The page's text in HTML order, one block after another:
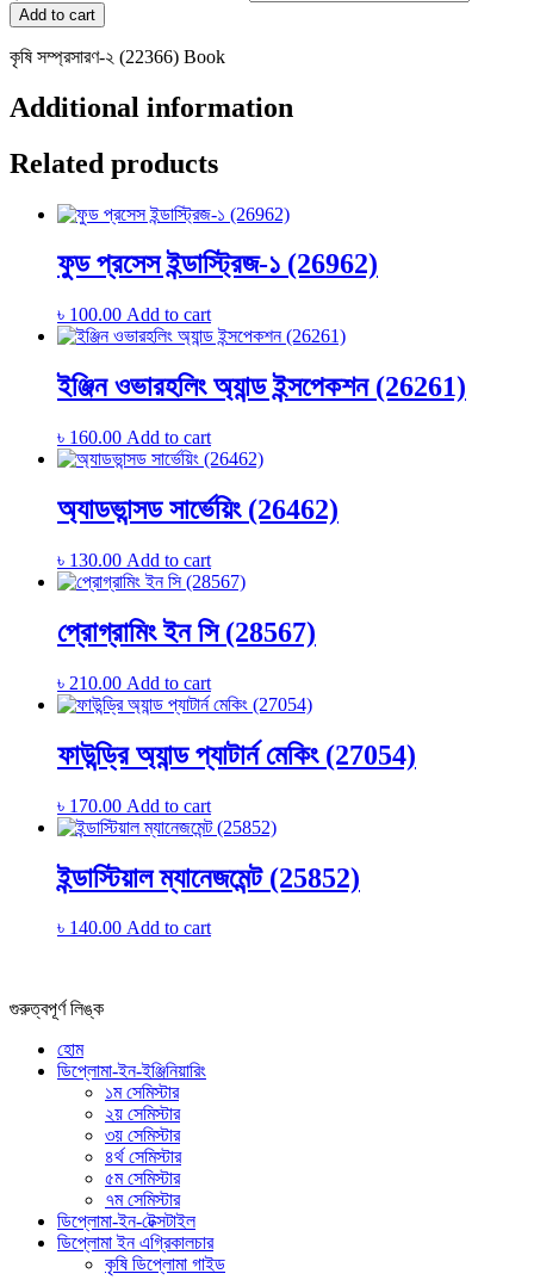
Add to cart
কৃষি সম্প্রসারণ-২ (22366) Book
Additional information
Related products
ফুড প্রসেস ইন্ডাস্ট্রিজ-১ (26962)
৳ 100.00 Add to cart
ইঞ্জিন ওভারহলিং অ্যান্ড ইন্সপেকশন (26261)
৳ 160.00 Add to cart
অ্যাডভান্সড সার্ভেয়িং (26462)
৳ 130.00 Add to cart
প্রোগ্রামিং ইন সি (28567)
৳ 210.00 Add to cart
ফাউন্ড্রি অ্যান্ড প্যাটার্ন মেকিং (27054)
৳ 170.00 Add to cart
ইন্ডাস্টিয়াল ম্যানেজমেন্ট (25852)
৳ 140.00 Add to cart
গুরুত্বপূর্ণ লিঙ্ক
হোম
ডিপ্লোমা-ইন-ইঞ্জিনিয়ারিং
১ম সেমিস্টার
২য় সেমিস্টার
৩য় সেমিস্টার
৪র্থ সেমিস্টার
৫ম সেমিস্টার
৭ম সেমিস্টার
ডিপ্লোমা-ইন-টেক্সটাইল
ডিপ্লোমা ইন এগ্রিকালচার
কৃষি ডিপ্লোমা গাইড